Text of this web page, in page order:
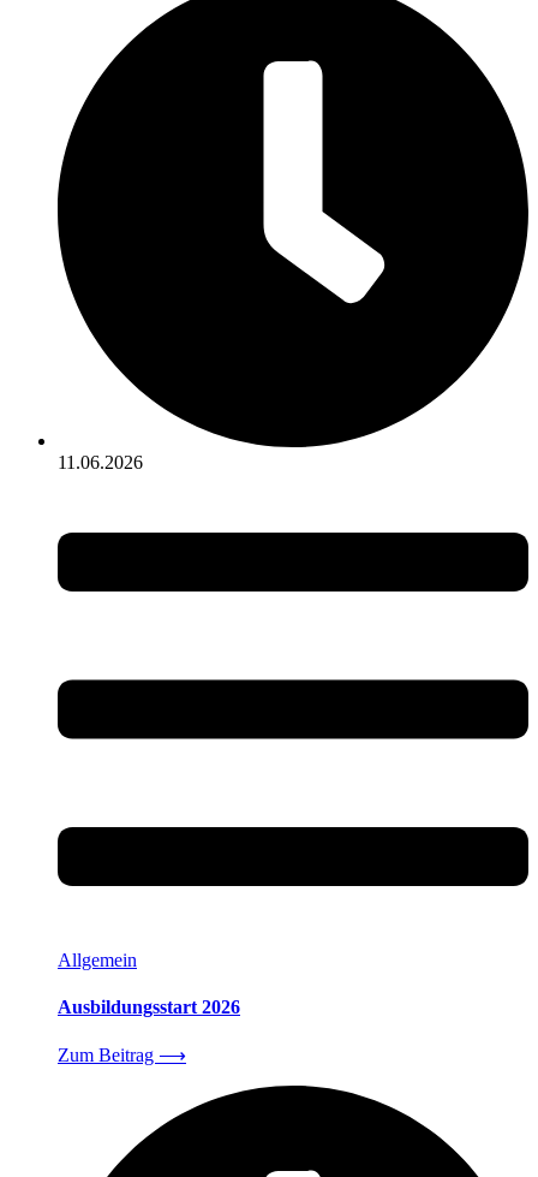
11.06.2026
Allgemein
Ausbildungsstart 2026
Zum Beitrag ⟶